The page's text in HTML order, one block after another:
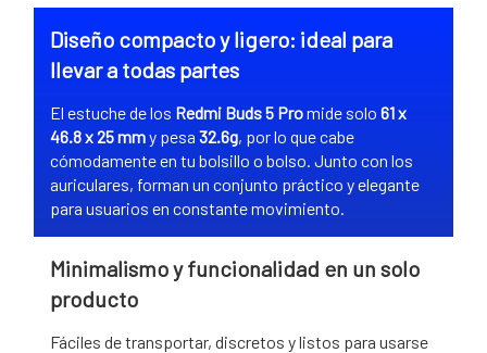
Diseño compacto y ligero: ideal para
llevar a todas partes
El estuche de los Redmi Buds 5 Promide solo 61 x
46.8 x 25 mmy pesa 32.6g, por lo que cabe
cómodamente en tu bolsillo o bolso. Junto con los
auriculares, forman un conjunto práctico y elegante
para usuarios en constante movimiento.
Minimalismo y funcionalidad en un solo
producto
Fáciles de transportar, discretos y listos para usarse